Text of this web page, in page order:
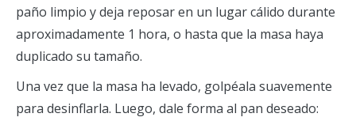
paño limpio y deja reposar en un lugar cálido durante
aproximadamente 1 hora, o hasta que la masa haya
duplicado su tamaño.
Una vez que la masa ha levado, golpéala suavemente
para desinflarla. Luego, dale forma al pan deseado: